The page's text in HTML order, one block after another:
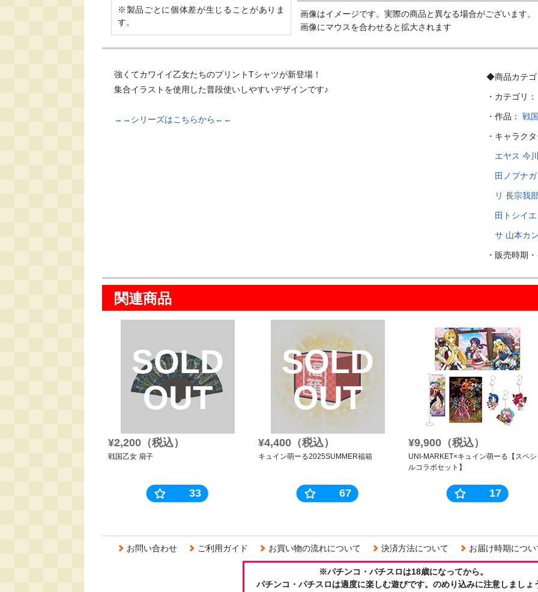
※製品ごとに個体差が生じることがありま
す。
画像はイメージです。実際の商品と異なる場合がございます。
画像にマウスを合わせると拡大されます
強くてカワイイ乙女たちのプリントTシャツが新登場！
集合イラストを使用した普段使いしやすいデザインです♪
→→シリーズはこちらから←←
◆商品カテゴ
・カテゴリ
・作品： 戦
・キャラク
エヤス 今
田ノブナガ
リ 長宗我
田トシイエ
サ 山本カ
・販売時期
関連商品
SOLD
OUT
¥2,200（税込）
戦国乙女 扇子
33
SOLD
OUT
¥4,400（税込）
キュイン萌ーる2025SUMMER福箱
67
¥9,900（税込）
UNI-MARKET×キュイン萌ーる【スペ
ルコラボセット】
17
お問い合わせ ご利用ガイド お買い物の流れについて 決済方法について お届け時期につい
※パチンコ・パチスロは18歳になってから。
パチンコ・パチスロは適度に楽しむ遊びです。のめり込みに注意しましょ